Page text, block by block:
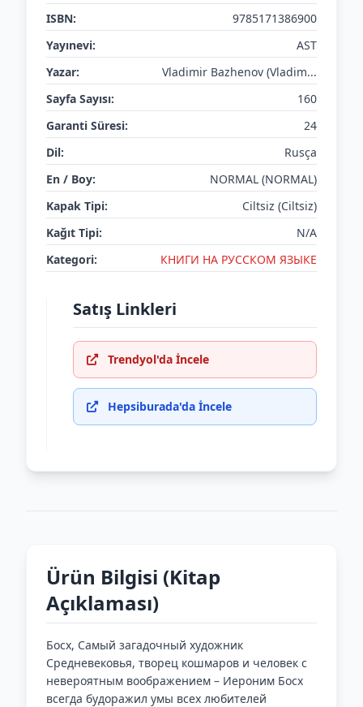
ISBN:
9785171386900
Yayınevi:
AST
Yazar:
Vladimir Bazhenov (Vladim...
Sayfa Sayısı:
160
Garanti Süresi:
24
Dil:
Rusça
En / Boy:
NORMAL (NORMAL)
Kapak Tipi:
Ciltsiz (Ciltsiz)
Kağıt Tipi:
N/A
Kategori:
КНИГИ НА РУССКОМ ЯЗЫКЕ
Satış Linkleri
Trendyol'da İncele
Hepsiburada'da İncele
Ürün Bilgisi (Kitap
Açıklaması)
Босх, Самый загадочный художник
Средневековья, творец кошмаров и человек с
невероятным воображением – Иероним Босх
всегда будоражил умы всех любителей